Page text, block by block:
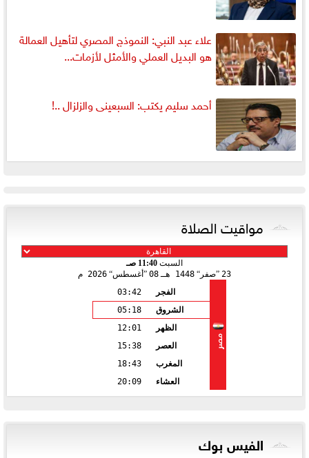
علاء عبد النبي: النموذج المصري لتأهيل العمالة
هو البديل العملي والأمثل لأزمات...
أحمد سليم يكتب: السبعينى والزلزال ..!
مواقيت الصلاة
السبت 11:40 صـ
23
صفر 1448 هـ 08 أغسطس 2026 م
مصر
الفجر
03:42
الشروق
05:18
الظهر
12:01
العصر
15:38
المغرب
18:43
العشاء
20:09
الفيس بوك